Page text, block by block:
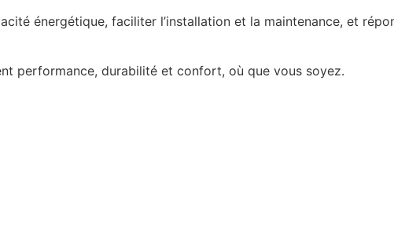
énergétique, faciliter l’installation et la maintenance, et
performance, durabilité et confort, où que vous soyez.